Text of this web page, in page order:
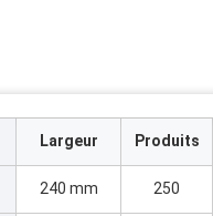
Largeur Produits
240 mm 250